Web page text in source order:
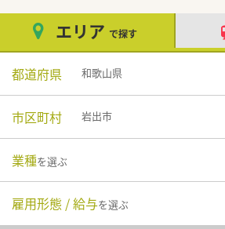
エリア で探す
都道府県 和歌山県
市区町村 岩出市
業種を選ぶ
雇用形態 / 給与を選ぶ